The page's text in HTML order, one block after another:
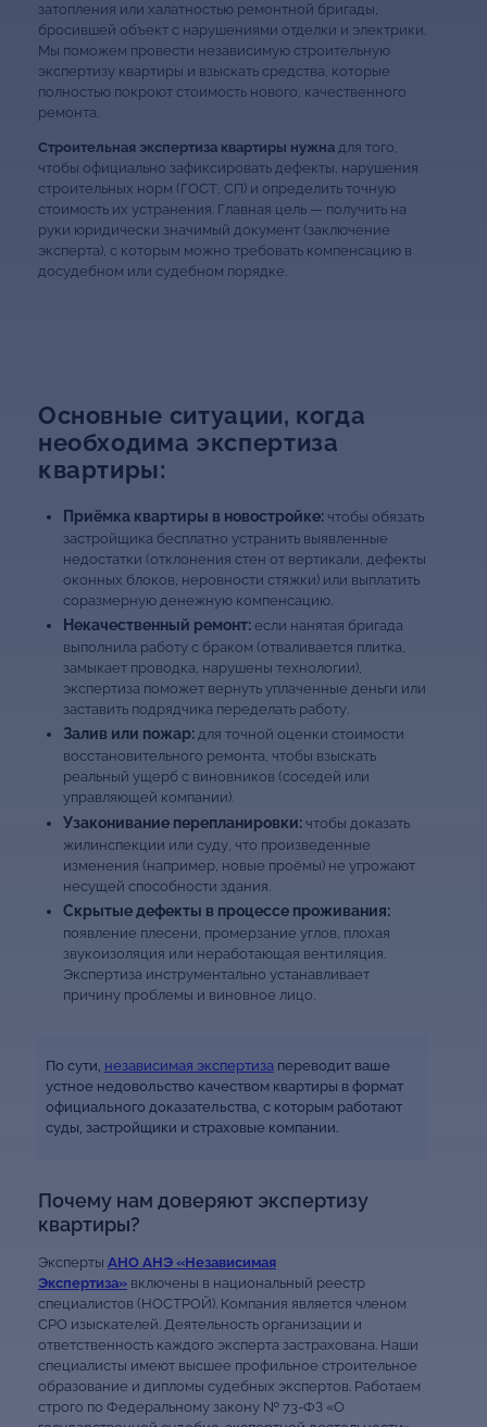
затопления или халатностью ремонтной бригады,
бросившей объект с нарушениями отделки и электрики.
Мы поможем провести независимую строительную
экспертизу квартиры и взыскать средства, которые
полностью покроют стоимость нового, качественного
ремонта.
Строительная экспертиза квартиры нужнадля того,
чтобы официально зафиксировать дефекты, нарушения
строительных норм (ГОСТ, СП) и определить точную
стоимость их устранения. Главная цель — получить на
руки юридически значимый документ (заключение
эксперта), с которым можно требовать компенсацию в
досудебном или судебном порядке.
Основные ситуации, когда
необходима экспертиза
квартиры:
Приёмка квартиры в новостройке:чтобы обязать
застройщика бесплатно устранить выявленные
недостатки (отклонения стен от вертикали, дефекты
оконных блоков, неровности стяжки) или выплатить
соразмерную денежную компенсацию.
Некачественный ремонт:если нанятая бригада
выполнила работу с браком (отваливается плитка,
замыкает проводка, нарушены технологии),
экспертиза поможет вернуть уплаченные деньги или
заставить подрядчика переделать работу.
Залив или пожар:для точной оценки стоимости
восстановительного ремонта, чтобы взыскать
реальный ущерб с виновников (соседей или
управляющей компании).
Узаконивание перепланировки:чтобы доказать
жилинспекции или суду, что произведенные
изменения (например, новые проёмы) не угрожают
несущей способности здания.
Скрытые дефекты в процессе проживания:
появление плесени, промерзание углов, плохая
звукоизоляция или неработающая вентиляция.
Экспертиза инструментально устанавливает
причину проблемы и виновное лицо.
По сути, независимая экспертизапереводит ваше
устное недовольство качеством квартиры в формат
официального доказательства, с которым работают
суды, застройщики и страховые компании.
Почему нам доверяют экспертизу
квартиры?
Эксперты АНО АНЭ «Независимая
Экспертиза»включены в национальный реестр
специалистов (НОСТРОЙ). Компания является членом
СРО изыскателей. Деятельность организации и
ответственность каждого эксперта застрахована. Наши
специалисты имеют высшее профильное строительное
образование и дипломы судебных экспертов. Работаем
строго по Федеральному закону № 73-ФЗ «О